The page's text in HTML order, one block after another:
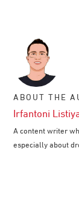
ABOUT THE
Irfantoni
A content writer
especially about